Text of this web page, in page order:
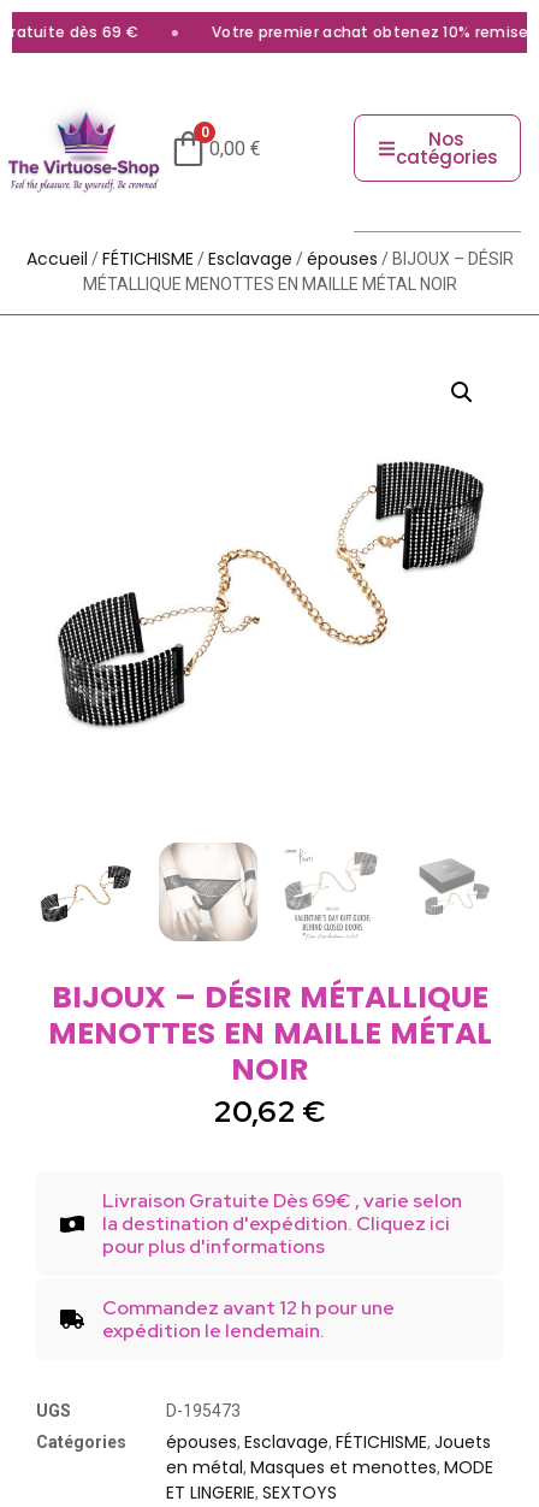
dès 69 € Votre premier achat obtenez 10% remise
0
0,00 € Nos
catégories
Accueil /FÉTICHISME /Esclavage /épouses / BIJOUX – DÉSIR
MÉTALLIQUE MENOTTES EN MAILLE MÉTAL NOIR
BIJOUX – DÉSIR MÉTALLIQUE
MENOTTES EN MAILLE MÉTAL
NOIR
20,62 €
Livraison Gratuite Dès 69€ , varie selon
la destination d'expédition. Cliquez ici
pour plus d'informations
Commandez avant 12 h pour une
expédition le lendemain.
UGS
D-195473
Catégories
épouses, Esclavage, FÉTICHISME, Jouets
en métal, Masques et menottes, MODE
ET LINGERIE, SEXTOYS